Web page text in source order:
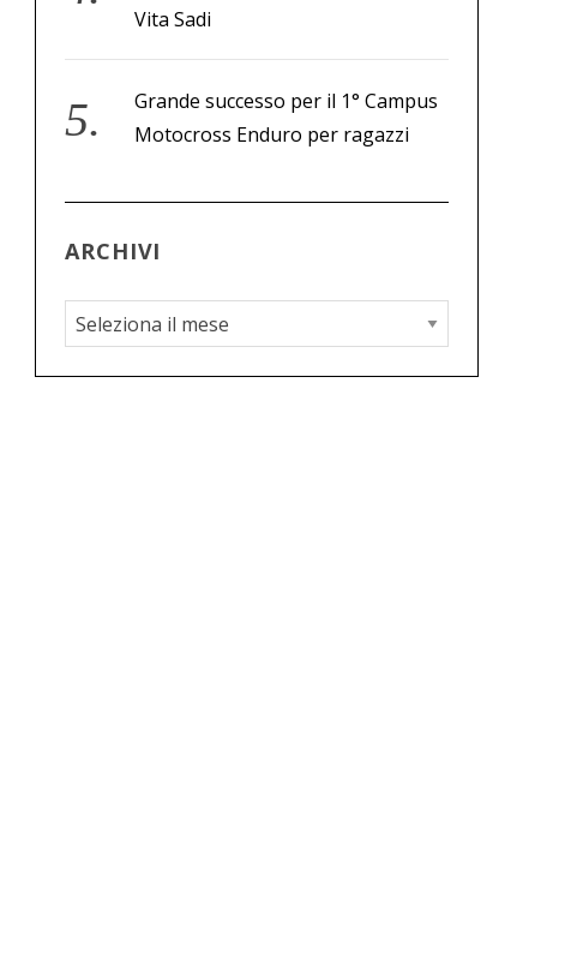
Vita Sadi
Grande successo per il 1° Campus
Motocross Enduro per ragazzi
ARCHIVI
A
r
c